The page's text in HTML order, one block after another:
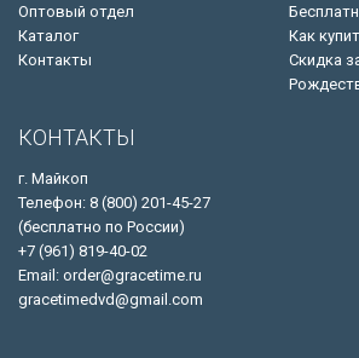
Оптовый отдел
Каталог
Контакты
Как
Скидка
КОНТАКТЫ
г. Майкоп
Телефон: 8 (800) 201-45-27
(бесплатно по России)
+7 (961) 819-40-02
Email: order@gracetime.ru
gracetimedvd@gmail.com